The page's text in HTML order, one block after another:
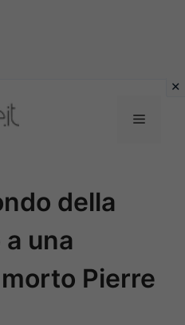
Menu
della
una
Pierre